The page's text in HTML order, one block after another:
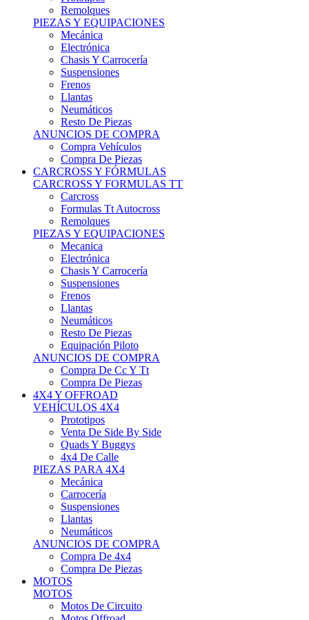
Remolques
PIEZAS Y EQUIPACIONES
Mecánica
Electrónica
Chasis Y Carrocería
Suspensiones
Frenos
Llantas
Neumáticos
Resto De Piezas
ANUNCIOS DE COMPRA
Compra Vehículos
Compra De Piezas
CARCROSS Y FÓRMULAS
CARCROSS Y FORMULAS TT
Carcross
Formulas Tt Autocross
Remolques
PIEZAS Y EQUIPACIONES
Mecanica
Electrónica
Chasis Y Carrocería
Suspensiones
Frenos
Llantas
Neumáticos
Resto De Piezas
Equipación Piloto
ANUNCIOS DE COMPRA
Compra De Cc Y Tt
Compra De Piezas
4X4 Y OFFROAD
VEHÍCULOS 4X4
Prototipos
Venta De Side By Side
Quads Y Buggys
4x4 De Calle
PIEZAS PARA 4X4
Mecánica
Carrocería
Suspensiones
Llantas
Neumáticos
ANUNCIOS DE COMPRA
Compra De 4x4
Compra De Piezas
MOTOS
MOTOS
Motos De Circuito